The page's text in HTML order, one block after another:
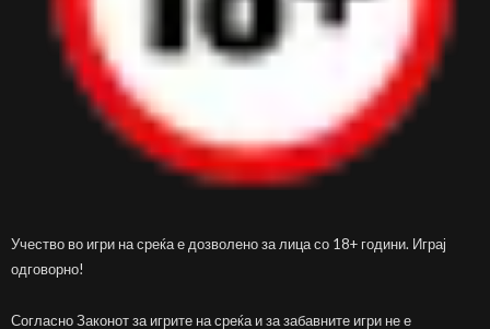
Учество во игри на среќа е дозволено за лица со 18+ години. Играј
одговорно!
Согласно Законот за игрите на среќа и за забавните игри не е